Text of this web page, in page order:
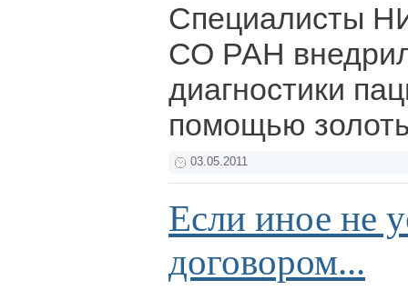
Специалисты
СО РАН
диагностики
помощью
03.05.2011
Если иное не
договором...